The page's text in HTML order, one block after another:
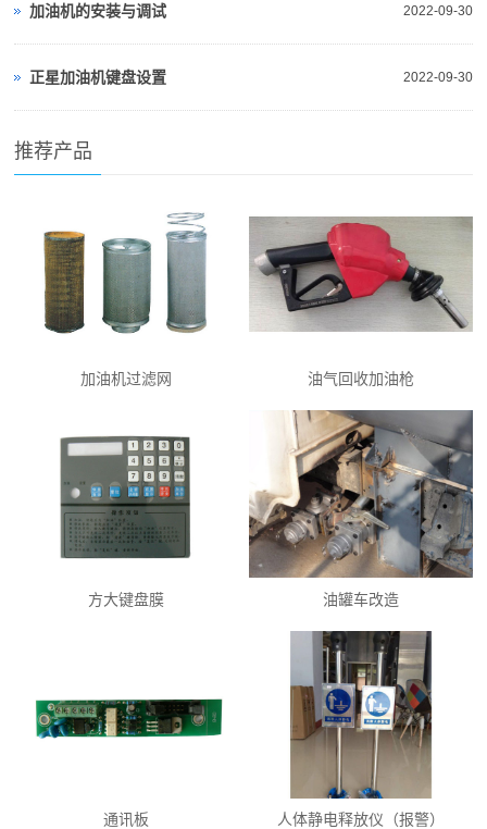
2022-09-30
加油机的安装与调试
2022-09-30
正星加油机键盘设置
推荐产品
加油机过滤网 油气回收加油枪
方大键盘膜 油罐车改造
通讯板 人体静电释放仪（报警）